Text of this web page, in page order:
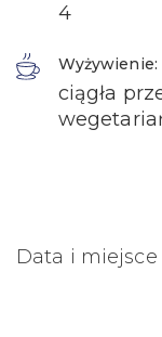
4
Wyżywienie:
ciągła
Data i